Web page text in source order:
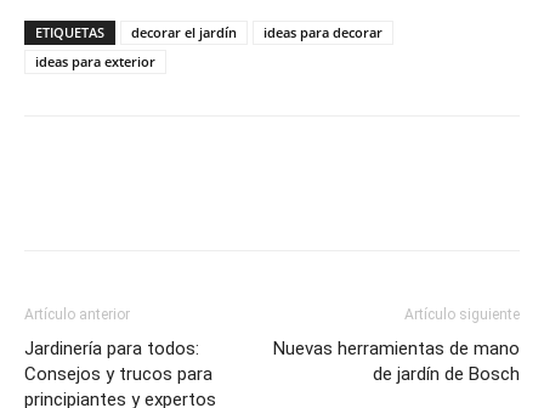
ETIQUETAS decorar el jardín
ideas para decorar
ideas para exterior
Artículo anterior
Jardinería para todos:
Consejos y trucos para
principiantes y expertos
Artículo siguiente
Nuevas herramientas de mano
de jardín de Bosch